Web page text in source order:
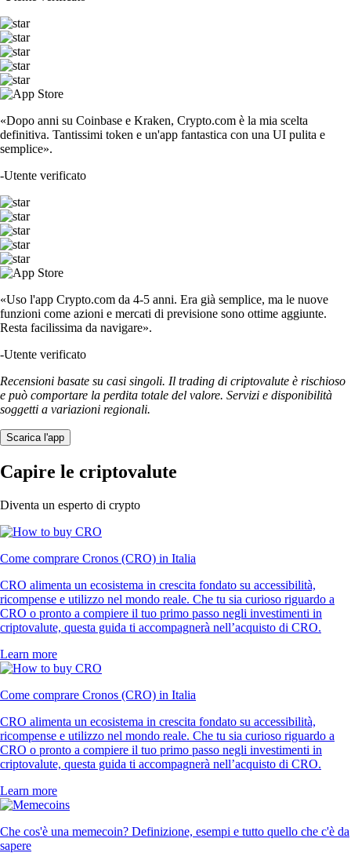
«Dopo anni su Coinbase e Kraken, Crypto.com è la mia scelta
definitiva. Tantissimi token e un'app fantastica con una UI pulita e
semplice».
-Utente verificato
«Uso l'app Crypto.com da 4-5 anni. Era già semplice, ma le nuove
funzioni come azioni e mercati di previsione sono ottime aggiunte.
Resta facilissima da navigare».
-Utente verificato
Recensioni basate su casi singoli. Il trading di criptovalute è rischioso
e può comportare la perdita totale del valore. Servizi e disponibilità
soggetti a variazioni regionali.
Scarica l'app
Capire le criptovalute
Diventa un esperto di crypto
Come comprare Cronos (CRO) in Italia
CRO alimenta un ecosistema in crescita fondato su accessibilità,
ricompense e utilizzo nel mondo reale. Che tu sia curioso riguardo a
CRO o pronto a compiere il tuo primo passo negli investimenti in
criptovalute, questa guida ti accompagnerà nell’acquisto di CRO.
Learn more
Come comprare Cronos (CRO) in Italia
CRO alimenta un ecosistema in crescita fondato su accessibilità,
ricompense e utilizzo nel mondo reale. Che tu sia curioso riguardo a
CRO o pronto a compiere il tuo primo passo negli investimenti in
criptovalute, questa guida ti accompagnerà nell’acquisto di CRO.
Learn more
Che cos'è una memecoin? Definizione, esempi e tutto quello che c'è da
sapere